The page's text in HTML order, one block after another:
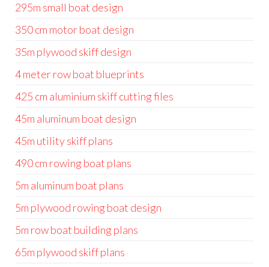
295m small boat design
350 cm motor boat design
35m plywood skiff design
4 meter row boat blueprints
425 cm aluminium skiff cutting files
45m aluminum boat design
45m utility skiff plans
490 cm rowing boat plans
5m aluminum boat plans
5m plywood rowing boat design
5m row boat building plans
65m plywood skiff plans